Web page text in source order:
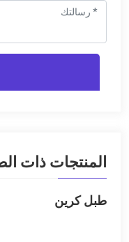
المنتجات ذات
طبل كرين